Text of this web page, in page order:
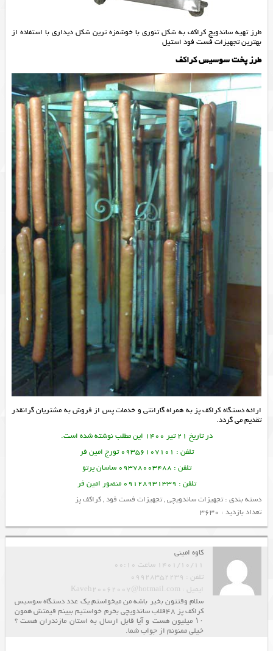
طرز تهیه ساندویچ کراکف به شکل تنوری با خوشمزه ترین شکل دیداری با استفاده از
بهترینتجهیزات فست فوداستیل
طرز پخت سوسیس کراکف
ارائه دستگاه کراکف پزبه همراه گارانتی و خدمات پس از فروش به مشتریان گرانقدر
تقدیم می گردد.
در تاریخ 21 تیر 1400 این مطلب نوشته شده است.
تلفن : 09356107101 تورج امین فر
تلفن : 09378003488 ساسان پرتو
تلفن : 09128931339 منصور امین فر
دسته بندی :تجهیزات ساندویچی,تجهیزات فست فود,کراکف پز
تعداد بازدید : 3630
کاوه امینی
1401/10/11 ساعت 00:10
تلفن : 09928352239
ایمیل : Kaveh20062007@hotmail.com
سلام وقتتون بخیر باشه من میخواستم یک عدد دستگاه سوسیس
کراکف پز 48قلاب ساندویچی بخرم خواستیم ببینم قیمتش همون
۱۰ میلیون هست و آیا قابل ارسال به استان مازندران هست ؟
خیلی ممنونم از جواب شما.